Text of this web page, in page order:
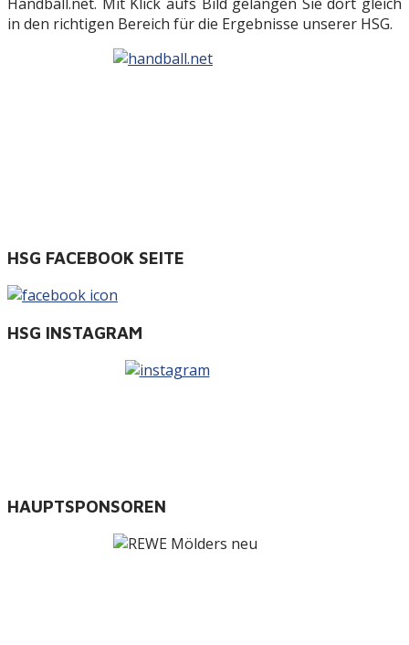
in den richtigen Bereich für die Ergebnisse unserer HSG.
HSG FACEBOOK SEITE
HSG INSTAGRAM
HAUPTSPONSOREN